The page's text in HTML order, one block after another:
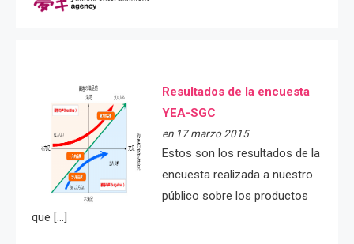
Resultados de la encuesta
YEA-SGC
en 17 marzo 2015
Estos son los resultados de la
encuesta realizada a nuestro
público sobre los productos
que […]